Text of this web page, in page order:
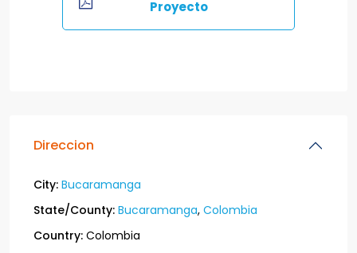
Proyecto
Direccion
City: Bucaramanga
State/County: Bucaramanga, Colombia
Country: Colombia